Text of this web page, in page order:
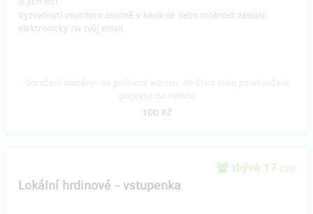
Vyzvednutí voucheru osobně v kavárně nebo možnost zaslání
elektronicky na tvůj email.
100 Kč
zbývá 17 z 25
Lokální hrdinové - vstupenka